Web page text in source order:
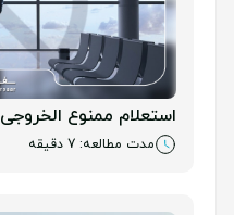
استعلام ممنوع الخروجی
مدت مطالعه: 7 دقیقه